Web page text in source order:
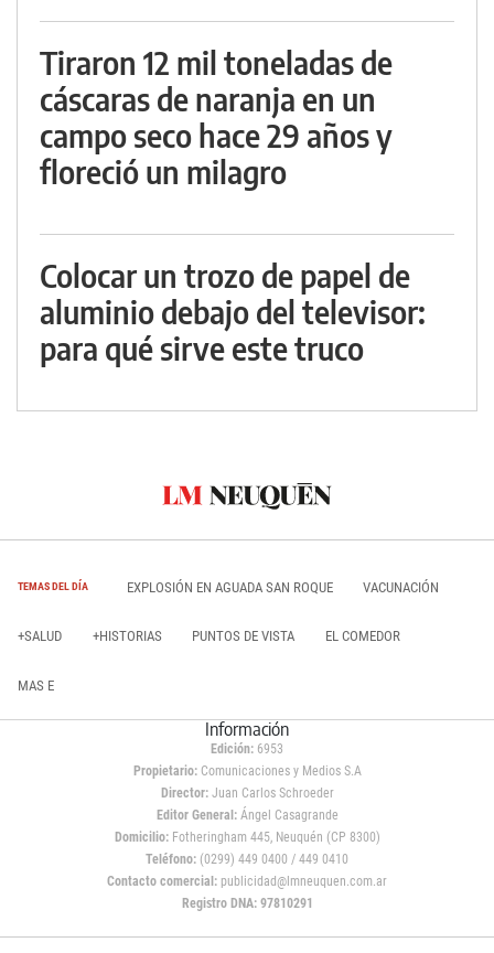
Tiraron 12 mil toneladas de
cáscaras de naranja en un
campo seco hace 29 años y
floreció un milagro
Colocar un trozo de papel de
aluminio debajo del televisor:
para qué sirve este truco
TEMAS DEL DÍA EXPLOSIÓN EN AGUADA SAN ROQUE VACUNACIÓN
+SALUD +HISTORIAS PUNTOS DE VISTA EL COMEDOR
MAS E
Información
Edición: 6953
Propietario:Comunicaciones y Medios S.A
Director: Juan Carlos Schroeder
Editor General:Ángel Casagrande
Domicilio:Fotheringham 445, Neuquén (CP 8300)
Teléfono: (0299) 449 0400 / 449 0410
Contacto comercial: publicidad@lmneuquen.com.ar
Registro DNA: 97810291